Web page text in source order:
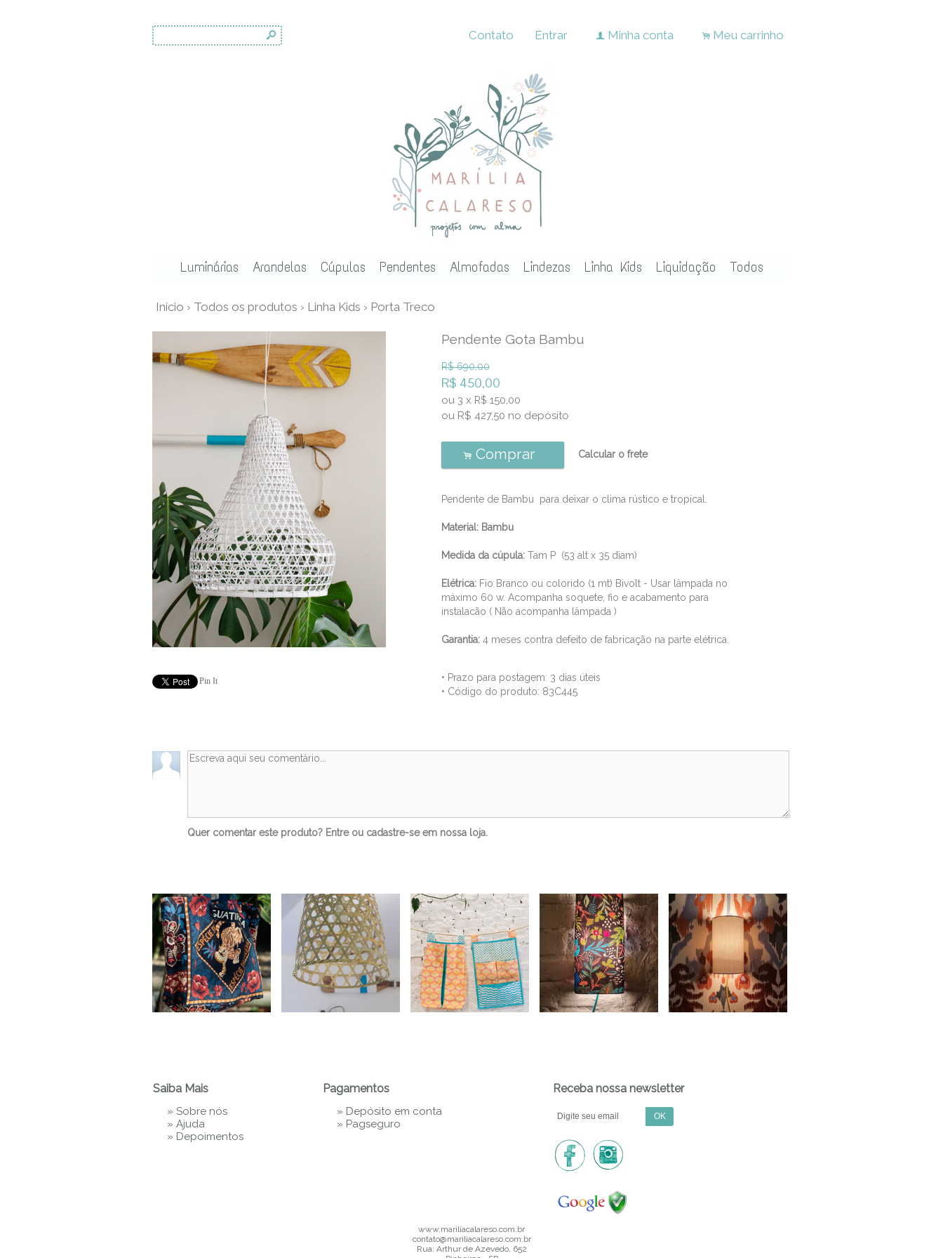
s Contato Entrar f Minha conta . Meu carrinho
Luminárias Arandelas Cúpulas Pendentes Almofadas Lindezas Linha Kids Liquidação Todos
Início › Todos os produtos › Linha Kids › Porta Treco
Pin It
Pendente Gota Bambu
R$690,00
R$ 450,00
ou 3 x R$ 150,00
ou R$ 427,50 no depósito
. Comprar Calcular o frete
Pendente de Bambu para deixar o clima rústico e tropical.
Material: Bambu
Medida da cúpula: Tam P (53 alt x 35 diam)
Elétrica: Fio Branco ou colorido (1 mt) Bivolt - Usar lâmpada no
máximo 60 w. Acompanha soquete, fio e acabamento para
instalacão ( Não acompanha lâmpada )
Garantia: 4 meses contra defeito de fabricação na parte elétrica.
• Prazo para postagem: 3 dias úteis
• Código do produto: 83C445
Quer comentar este produto? Entreou cadastre-seem nossa loja.
Saiba Mais
» Sobre nós
» Ajuda
» Depoimentos
Pagamentos
» Depósito em conta
» Pagseguro
Receba nossa newsletter
www.mariliacalareso.com.br
contato@mariliacalareso.com.br
Rua: Arthur de Azevedo, 652